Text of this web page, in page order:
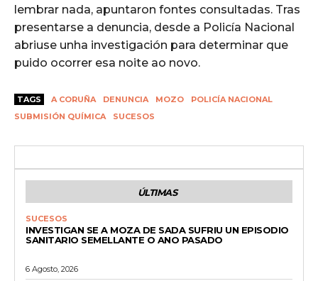
lembrar nada, apuntaron fontes consultadas. Tras
presentarse a denuncia, desde a Policía Nacional
abriuse unha investigación para determinar que
puido ocorrer esa noite ao novo.
TAGS A CORUÑA DENUNCIA MOZO
POLICÍA NACIONAL
SUBMISIÓN QUÍMICA
SUCESOS
ÚLTIMAS
SUCESOS
INVESTIGAN SE A MOZA DE SADA SUFRIU UN EPISODIO
SANITARIO SEMELLANTE O ANO PASADO
6 Agosto, 2026